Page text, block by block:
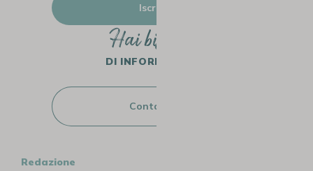
Iscriviti
Hai bisogno
DI INFORMAZIONI?
Contattaci
Redazione